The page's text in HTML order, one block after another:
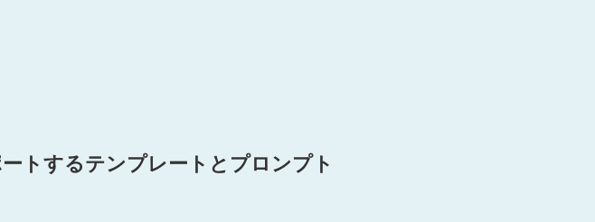
トするテンプレートとプロンプト